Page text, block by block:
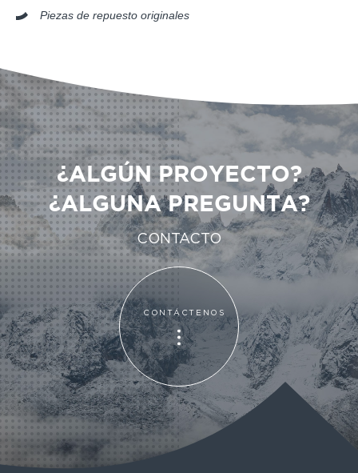
Piezas de repuesto originales
¿ALGÚN PROYECTO?
¿ALGUNA PREGUNTA?
CONTACTO
CONTÁCTENOS
CONTÁCTENOS